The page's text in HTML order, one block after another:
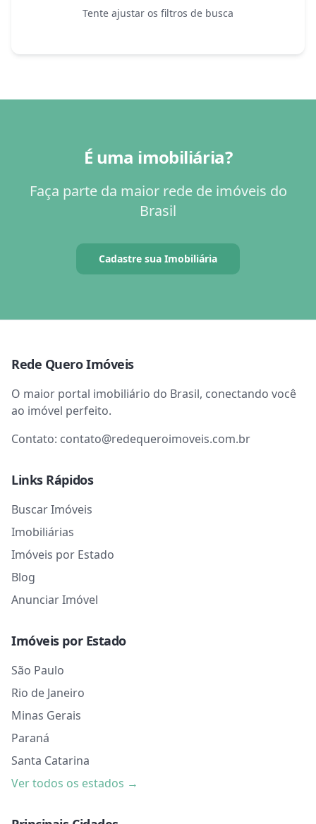
Tente ajustar os filtros de busca
É uma imobiliária?
Faça parte da maior rede de imóveis do
Brasil
Cadastre sua Imobiliária
Rede Quero Imóveis
O maior portal imobiliário do Brasil, conectando você
ao imóvel perfeito.
Contato: contato@redequeroimoveis.com.br
Links Rápidos
Buscar Imóveis
Imobiliárias
Imóveis por Estado
Blog
Anunciar Imóvel
Imóveis por Estado
São Paulo
Rio de Janeiro
Minas Gerais
Paraná
Santa Catarina
Ver todos os estados →